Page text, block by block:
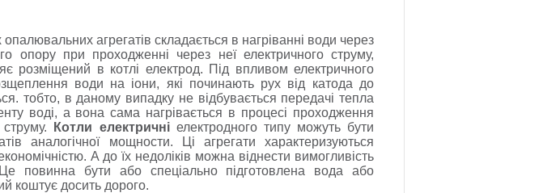
агрегатів складається в нагріванні води через
опору при проходженні через неї електричного струму,
розміщений в котлі електрод. Під впливом електричного
води на іони, які починають рух від катода до
тобто, в даному випадку не відбувається передачі тепла
воді, а вона сама нагрівається в процесі проходження
Котли електричні електродного типу можуть бути
аналогічної мощности. Ці агрегати характеризуються
А до їх недоліків можна віднести вимогливість
повинна бути або спеціально підготовлена ​​вода або
коштує досить дорого.